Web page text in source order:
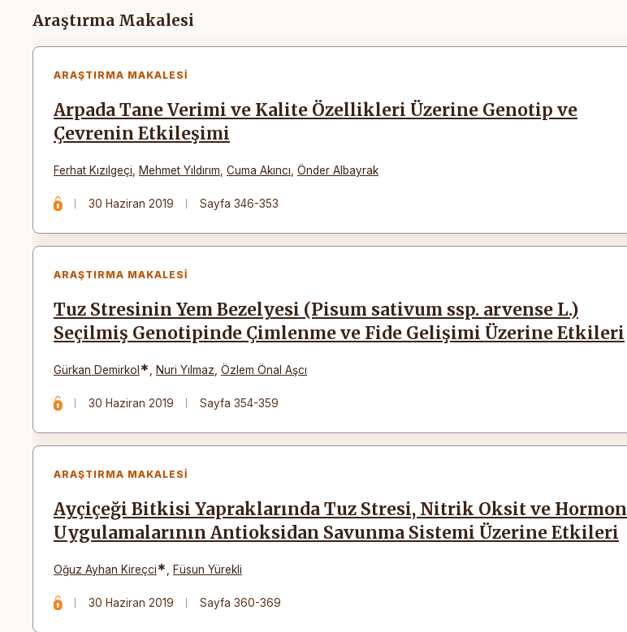
Makaleler
Araştırma Makalesi
ARAŞTIRMA MAKALESI
Arpada Tane Verimi ve Kalite Özellikleri Üzerine Genotip ve
Çevrenin Etkileşimi
Ferhat Kızılgeçi Mehmet Yıldırım Cuma Akıncı Önder Albayrak
30 Haziran 2019 Sayfa 346-353
ARAŞTIRMA MAKALESI
Tuz Stresinin Yem Bezelyesi (Pisum sativum ssp. arvense L.)
Seçilmiş Genotipinde Çimlenme ve Fide Gelişimi Üzerine Etkileri
Gürkan Demirkol * Nuri Yılmaz Özlem Önal Aşcı
30 Haziran 2019 Sayfa 354-359
ARAŞTIRMA MAKALESI
Ayçiçeği Bitkisi Yapraklarında Tuz Stresi, Nitrik Oksit ve Hormon
Uygulamalarının Antioksidan Savunma Sistemi Üzerine Etkileri
Oğuz Ayhan Kireçci* Füsun Yürekli
30 Haziran 2019 Sayfa 360-369